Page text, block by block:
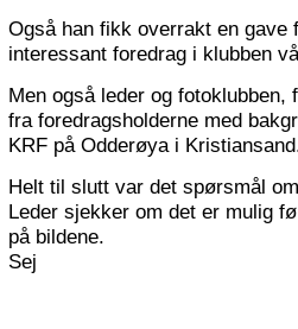
Også han fikk overrakt en gave
interessant foredrag i klubben
Men også leder og
fra foredragsholderne med
KRF på Odderøya i
Helt til slutt var det spørsmål
Leder sjekker om det er mulig
på bildene.
Sej